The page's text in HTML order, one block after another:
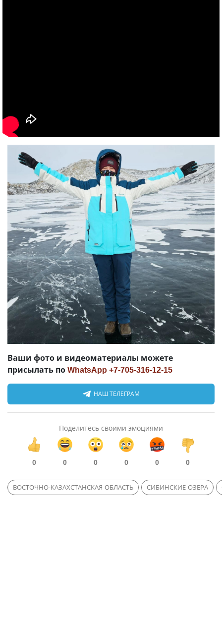
Ваши фото и видеоматериалы можете
присылать поWhatsApp +7-705-316-12-15
НАШ ТЕЛЕГРАМ
Поделитесь своими эмоциями
0 0 0 0 0 0
ВОСТОЧНО-КАЗАХСТАНСКАЯ ОБЛАСТЬ СИБИНСКИЕ ОЗЕРА